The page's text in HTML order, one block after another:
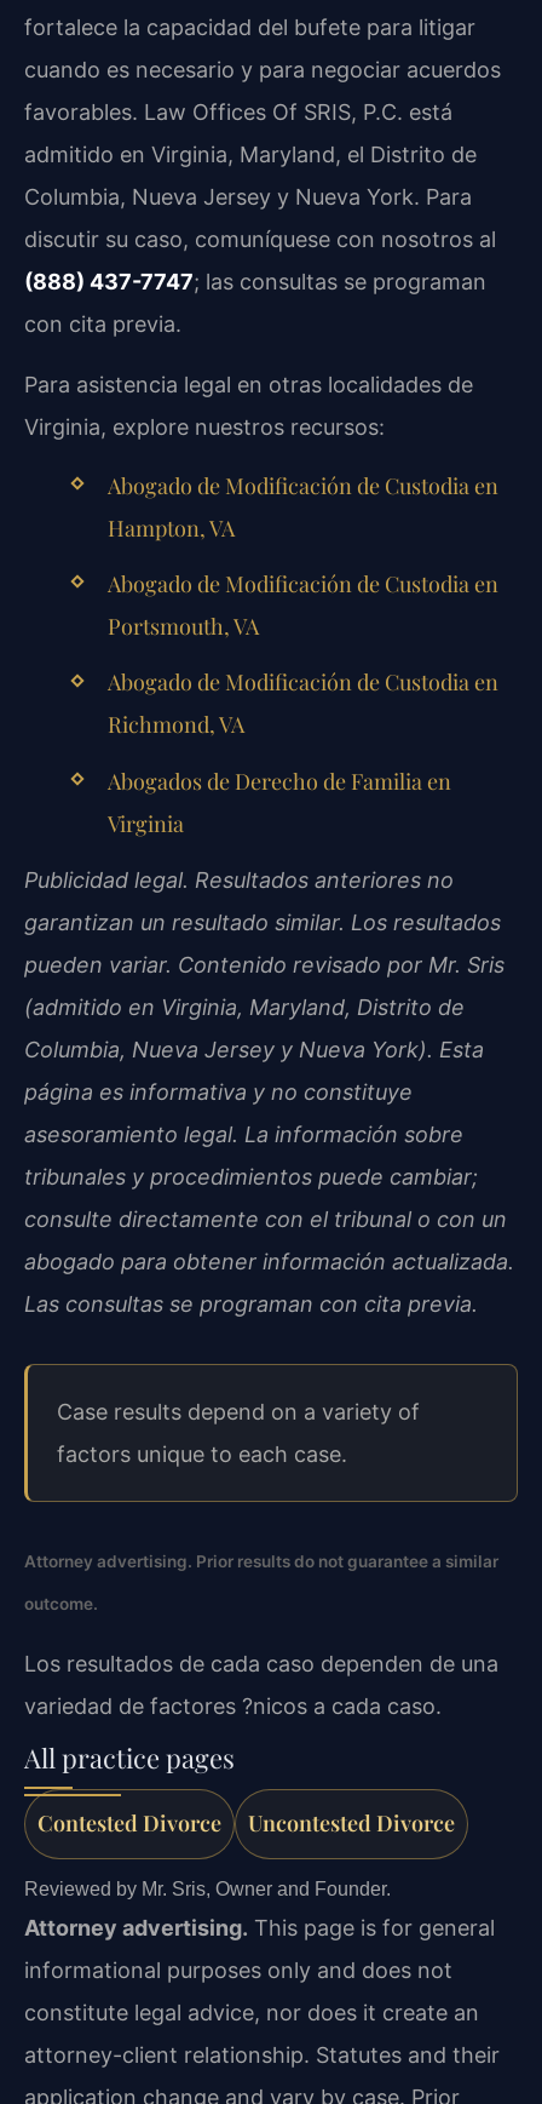
fortalece la capacidad del bufete para litigar
cuando es necesario y para negociar acuerdos
favorables. Law Offices Of SRIS, P.C. está
admitido en Virginia, Maryland, el Distrito de
Columbia, Nueva Jersey y Nueva York. Para
discutir su caso, comuníquese con nosotros al
(888) 437-7747; las consultas se programan
con cita previa.
Para asistencia legal en otras localidades de
Virginia, explore nuestros recursos:
Abogado de Modificación de Custodia en
Hampton, VA
Abogado de Modificación de Custodia en
Portsmouth, VA
Abogado de Modificación de Custodia en
Richmond, VA
Abogados de Derecho de Familia en
Virginia
Publicidad legal. Resultados anteriores no
garantizan un resultado similar. Los resultados
pueden variar. Contenido revisado por Mr. Sris
(admitido en Virginia, Maryland, Distrito de
Columbia, Nueva Jersey y Nueva York). Esta
página es informativa y no constituye
asesoramiento legal. La información sobre
tribunales y procedimientos puede cambiar;
consulte directamente con el tribunal o con un
abogado para obtener información actualizada.
Las consultas se programan con cita previa.
Case results depend on a variety of
factors unique to each case.
Attorney advertising. Prior results do not guarantee a similar
outcome.
Los resultados de cada caso dependen de una
variedad de factores ?nicos a cada caso.
All practice pages
Contested Divorce Uncontested Divorce
Reviewed by Mr. Sris, Owner and Founder.
Attorney advertising. This page is for general
informational purposes only and does not
constitute legal advice, nor does it create an
attorney-client relationship. Statutes and their
application change and vary by case. Prior